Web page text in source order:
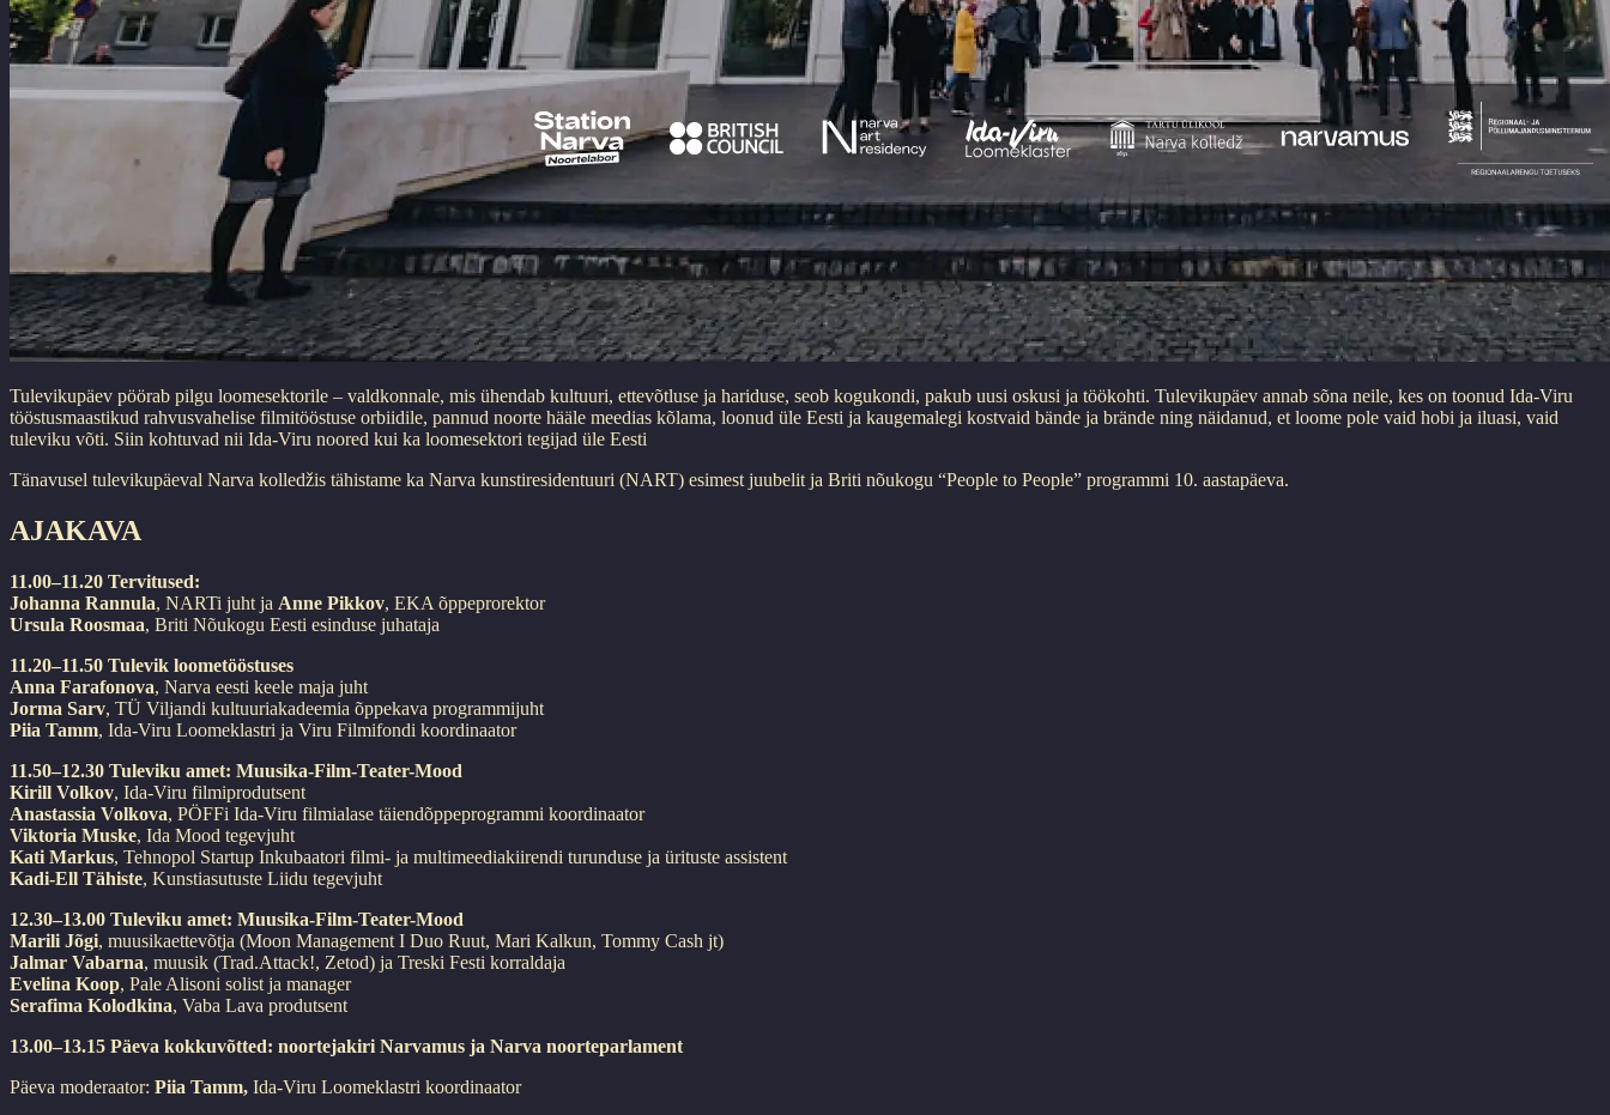
Tulevikupäev pöörab pilgu loomesektorile – valdkonnale, mis ühendab kultuuri, ettevõtluse ja hariduse, seob kogukondi, pakub uusi oskusi ja töökohti. Tulevikupäev annab sõna neile, kes on toonud Ida-Viru
tööstusmaastikud rahvusvahelise filmitööstuse orbiidile, pannud noorte hääle meedias kõlama, loonud üle Eesti ja kaugemalegi kostvaid bände ja brände ning näidanud, et loome pole vaid hobi ja iluasi, vaid
tuleviku võti. Siin kohtuvad nii Ida-Viru noored kui ka loomesektori tegijad üle Eesti
Tänavusel tulevikupäeval Narva kolledžis tähistame ka Narva kunstiresidentuuri (NART) esimest juubelit ja Briti nõukogu “People to People” programmi 10. aastapäeva.
AJAKAVA
11.00–11.20 Tervitused:
Johanna Rannula, NARTi juht ja Anne Pikkov, EKA õppeprorektor
Ursula Roosmaa, Briti Nõukogu Eesti esinduse juhataja
11.20–11.50 Tulevik loometööstuses
Anna Farafonova, Narva eesti keele maja juht
Jorma Sarv, TÜ Viljandi kultuuriakadeemia õppekava programmijuht
Piia Tamm, Ida-Viru Loomeklastri ja Viru Filmifondi koordinaator
11.50–12.30 Tuleviku amet: Muusika-Film-Teater-Mood
Kirill Volkov, Ida-Viru filmiprodutsent
Anastassia Volkova, PÖFFi Ida-Viru filmialase täiendõppeprogrammi koordinaator
Viktoria Muske, Ida Mood tegevjuht
Kati Markus, Tehnopol Startup Inkubaatori filmi- ja multimeediakiirendi turunduse ja ürituste assistent
Kadi-Ell Tähiste, Kunstiasutuste Liidu tegevjuht
12.30–13.00 Tuleviku amet: Muusika-Film-Teater-Mood
Marili Jõgi, muusikaettevõtja (Moon Management I Duo Ruut, Mari Kalkun, Tommy Cash jt)
Jalmar Vabarna, muusik (Trad.Attack!, Zetod) ja Treski Festi korraldaja
Evelina Koop, Pale Alisoni solist ja manager
Serafima Kolodkina, Vaba Lava produtsent
13.00–13.15 Päeva kokkuvõtted: noortejakiri Narvamus ja Narva noorteparlament
Päeva moderaator: Piia Tamm, Ida-Viru Loomeklastri koordinaator